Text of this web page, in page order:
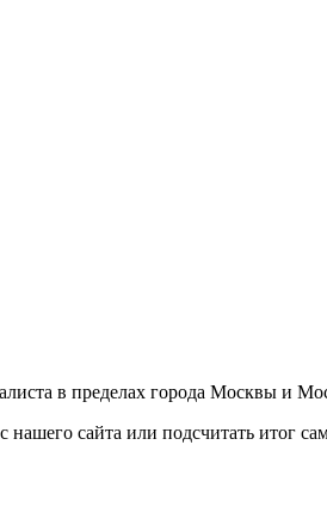
в пределах города Москвы и
сайта или подсчитать итог